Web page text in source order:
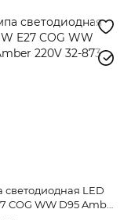
светодиодная LED
COG WW D95 Amber